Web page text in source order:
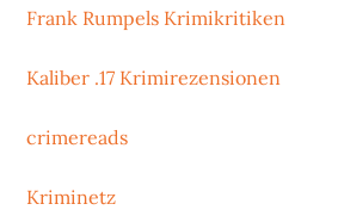
Frank Rumpels Krimikritiken
Kaliber .17 Krimirezensionen
crimereads
Kriminetz